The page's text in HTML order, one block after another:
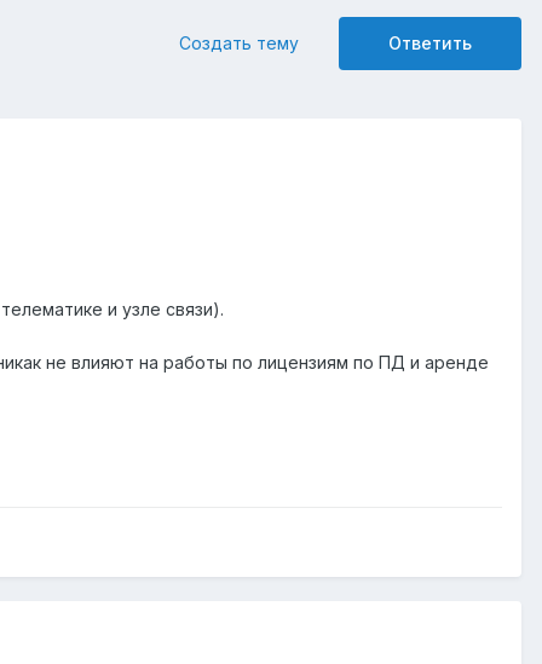
Ответить
Создать тему
и узле связи).
не влияют на работы по лицензиям по ПД и аренде